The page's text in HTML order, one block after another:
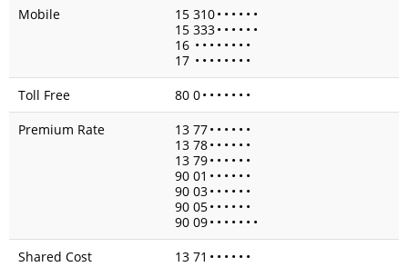
Mobile
15 310• • • • • •
15 333• • • • • •
16 • • • • • • • •
17 • • • • • • • •
Toll Free
80 0• • • • • • •
Premium Rate
13 77• • • • • •
13 78• • • • • •
13 79• • • • • •
90 01 • • • • • •
90 03• • • • • •
90 05• • • • • •
90 09• • • • • • •
Shared Cost
13 71 • • • • • •